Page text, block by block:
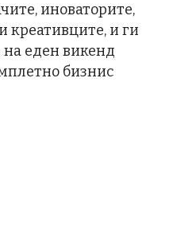
иноваторите,
креативците, и ги
еден викенд
бизнис